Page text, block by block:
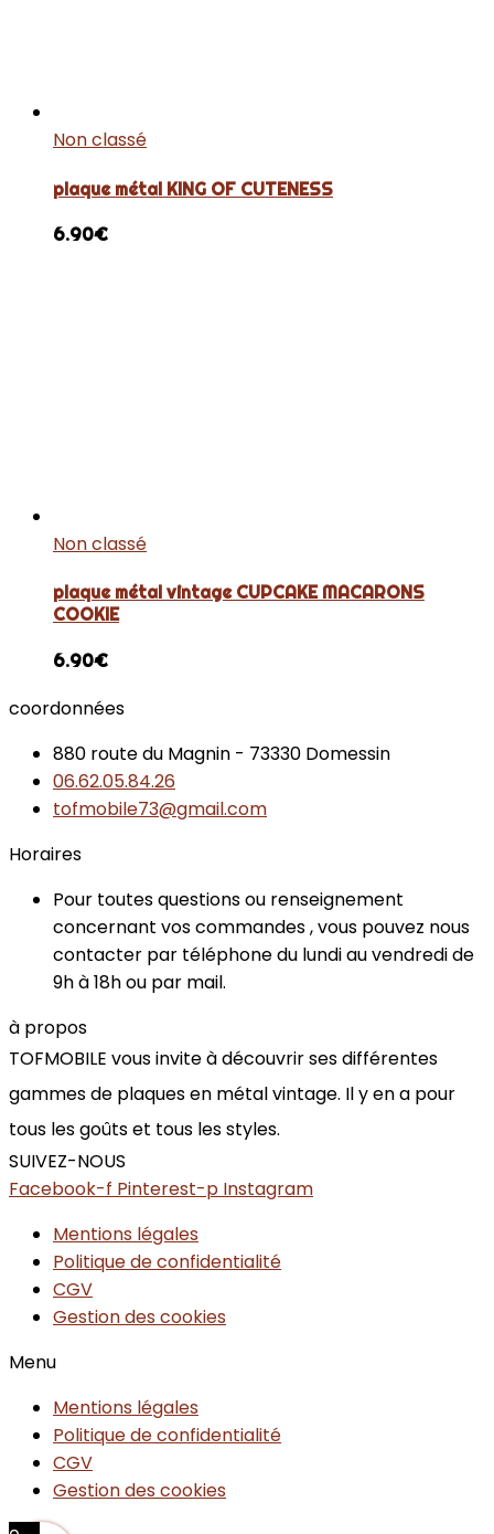
Non classé
plaque métal KING OF CUTENESS
6.90€
Non classé
plaque métal vintage CUPCAKE MACARONS
COOKIE
6.90€
coordonnées
880 route du Magnin - 73330 Domessin
06.62.05.84.26
tofmobile73@gmail.com
Horaires
Pour toutes questions ou renseignement
concernant vos commandes , vous pouvez nous
contacter par téléphone du lundi au vendredi de
9h à 18h ou par mail.
à propos
TOFMOBILE vous invite à découvrir ses différentes
gammes de plaques en métal vintage. Il y en a pour
tous les goûts et tous les styles.
SUIVEZ-NOUS
Facebook-f Pinterest-p Instagram
Mentions légales
Politique de confidentialité
CGV
Gestion des cookies
Menu
Mentions légales
Politique de confidentialité
CGV
Gestion des cookies